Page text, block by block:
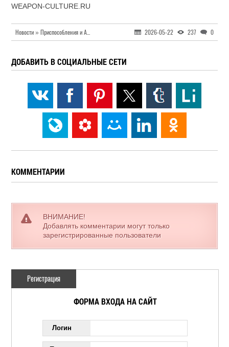
WEAPON-CULTURE.RU
2026-05-22 237 0
ДОБАВИТЬ В СОЦИАЛЬНЫЕ СЕТИ
КОММЕНТАРИИ
ВНИМАНИЕ!
Добавлять комментарии могут только
зарегистрированные пользователи
Регистрация
ФОРМА ВХОДА НА САЙТ
Логин